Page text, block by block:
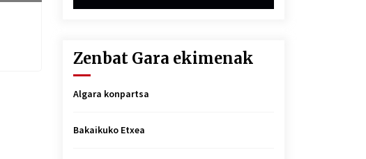
Zenbat Gara ekimenak
Algara konpartsa
Bakaikuko Etxea